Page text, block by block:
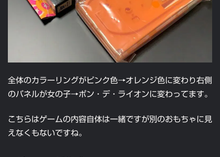
全体のカラーリングがピンク色→オレンジ色に変わり右側
のパネルが女の子→ポン・デ・ライオンに変わってます。
こちらはゲームの内容自体は一緒ですが別のおもちゃに見
えなくもないですね。